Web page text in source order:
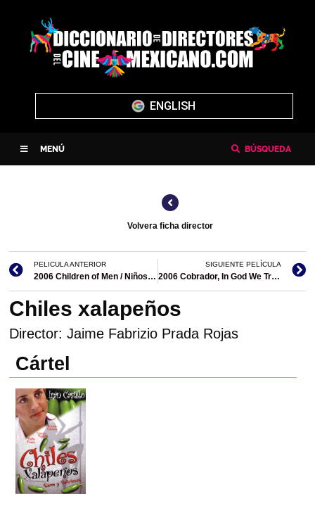
ENGLISH
MENÚ BÚSQUEDA
Volvera ficha director
PELICULA ANTERIOR
2006 Children of Men / Niños del hombre (filmografía en el extranjero)
SIGUIENTE PELÍCULA
2006 Cobrador, In God We Trust
Chiles xalapeños
Director: Jaime Fabrizio Prada Rojas
Cártel